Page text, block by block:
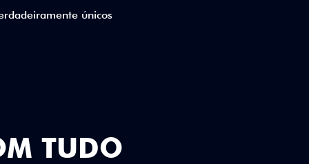
anos
TUDO